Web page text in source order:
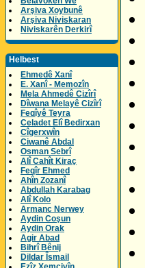
Arşiva Xoybunê
Arşiva Niviskaran
Niviskarên Derkirî
Helbest
Ehmedê Xanî
E. Xanî - Memozîn
Mela Ahmedê Cizîrî
Dîwana Melayê Cizîrî
Feqîyê Teyra
Celadet Elî Bedirxan
Cîgerxwîn
Ciwanê Abdal
Osman Sebrî
Alî Cahît Kiraç
Feqîr Ehmed
Ahîn Zozanî
Abdullah Karabag
Alî Kolo
Armanc Nerwey
Aydin Coşun
Aydin Orak
Agir Abad
Bihrî Bênij
Dildar Îsmail